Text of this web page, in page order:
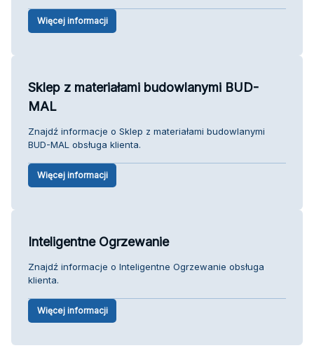
Więcej informacji
Sklep z materiałami budowlanymi BUD-
MAL
Znajdź informacje o Sklep z materiałami budowlanymi
BUD-MAL obsługa klienta.
Więcej informacji
Inteligentne Ogrzewanie
Znajdź informacje o Inteligentne Ogrzewanie obsługa
klienta.
Więcej informacji